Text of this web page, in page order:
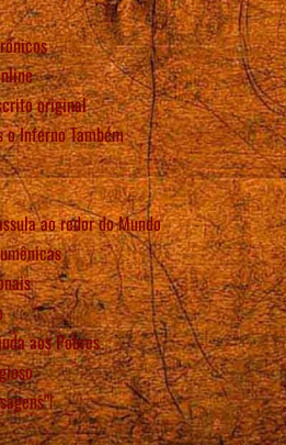
original
o Inferno Também
ao redor do Mundo
aos Pobres